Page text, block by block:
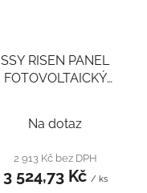
SSY RISEN PANEL
FOTOVOLTAICKÝ
RÁM Voc 44,61V Isc
Na dotaz
2 913 Kč bez DPH
3 524,73 Kč / ks